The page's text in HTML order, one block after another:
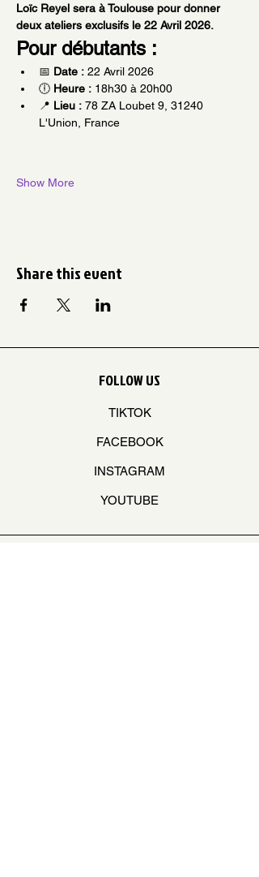
Loïc Reyel sera à Toulouse pour donner
deux ateliers exclusifs le 22 Avril 2026.
Pour débutants :
📅 Date : 22 Avril 2026
🕕 Heure : 18h30 à 20h00
📍 Lieu : 78 ZA Loubet 9, 31240
L'Union, France
Show More
Share this event
FOLLOW US
TIKTOK
FACEBOOK
INSTAGRAM
YOUTUBE